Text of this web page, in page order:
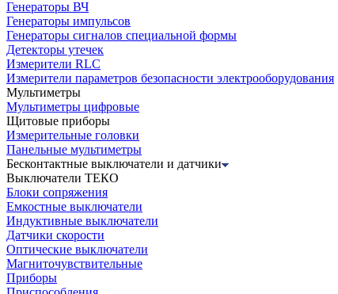
Генераторы ВЧ
Генераторы импульсов
Генераторы сигналов специальной формы
Детекторы утечек
Измерители RLC
Измерители параметров безопасности электрооборудования
Мультиметры
Мультиметры цифровые
Щитовые приборы
Измерительные головки
Панельные мультиметры
Бесконтактные выключатели и датчики
Выключатели ТЕКО
Блоки сопряжения
Емкостные выключатели
Индуктивные выключатели
Датчики скорости
Оптические выключатели
Магниточувствительные
Приборы